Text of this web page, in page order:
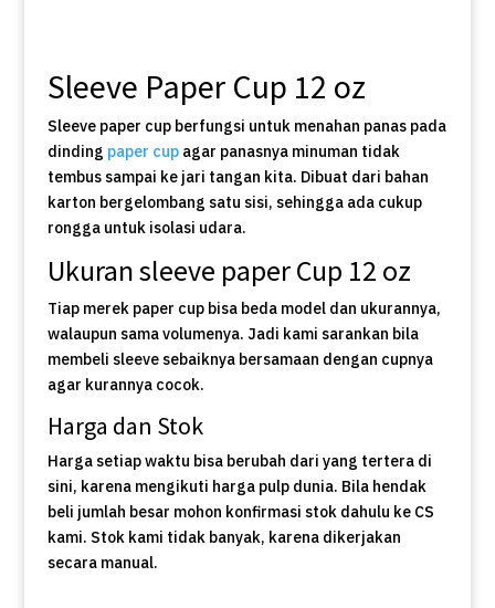
Sleeve Paper Cup 12 oz
Sleeve paper cup berfungsi untuk menahan panas pada
dinding paper cupagar panasnya minuman tidak
tembus sampai ke jari tangan kita. Dibuat dari bahan
karton bergelombang satu sisi, sehingga ada cukup
rongga untuk isolasi udara.
Ukuran sleeve paper Cup 12 oz
Tiap merek paper cup bisa beda model dan ukurannya,
walaupun sama volumenya. Jadi kami sarankan bila
membeli sleeve sebaiknya bersamaan dengan cupnya
agar kurannya cocok.
Harga dan Stok
Harga setiap waktu bisa berubah dari yang tertera di
sini, karena mengikuti harga pulp dunia. Bila hendak
beli jumlah besar mohon konfirmasi stok dahulu ke CS
kami. Stok kami tidak banyak, karena dikerjakan
secara manual.